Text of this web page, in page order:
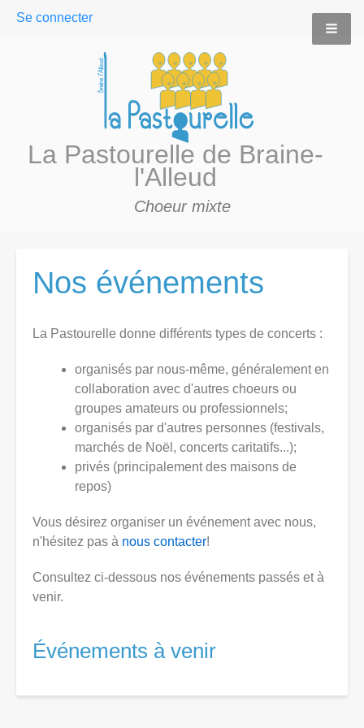
User
Se connecter
La Pastourelle de Braine-
l'Alleud
Choeur mixte
Nos événements
La Pastourelle donne différents types de concerts :
organisés par nous-même, généralement en
collaboration avec d'autres choeurs ou
groupes amateurs ou professionnels;
organisés par d'autres personnes (festivals,
marchés de Noël, concerts caritatifs...);
privés (principalement des maisons de
repos)
Vous désirez organiser un événement avec nous,
n'hésitez pas à nous contacter!
Consultez ci-dessous nos événements passés et à
venir.
Événements à venir